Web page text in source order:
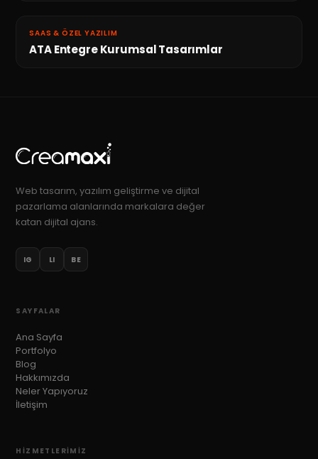
SAAS & ÖZEL YAZILIM
ATA Entegre Kurumsal Tasarımlar
Web tasarım, yazılım geliştirme ve dijital
pazarlama alanlarında markalara değer
katan dijital ajans.
IG LI BE
SAYFALAR
Ana Sayfa
Portfolyo
Blog
Hakkımızda
Neler Yapıyoruz
İletişim
HIZMETLERIMIZ